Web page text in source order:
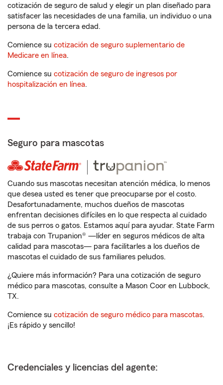
cotización de seguro de salud y elegir un plan diseñado para
satisfacer las necesidades de una familia, un individuo o una
persona de la tercera edad.
Comience su cotización de seguro suplementario de
Medicare en línea.
Comience su cotización de seguro de ingresos por
hospitalización en línea.
Seguro para mascotas
Cuando sus mascotas necesitan atención médica, lo menos
que desea usted es tener que preocuparse por el costo.
Desafortunadamente, muchos dueños de mascotas
enfrentan decisiones difíciles en lo que respecta al cuidado
de sus perros o gatos. Estamos aquí para ayudar. State Farm
trabaja con Trupanion® —líder en seguros médicos de alta
calidad para mascotas— para facilitarles a los dueños de
mascotas el cuidado de sus familiares peludos.
¿Quiere más información? Para una cotización de seguro
médico para mascotas, consulte a Mason Coor en Lubbock,
TX.
Comience su cotización de seguro médico para mascotas.
¡Es rápido y sencillo!
Credenciales y licencias del agente: